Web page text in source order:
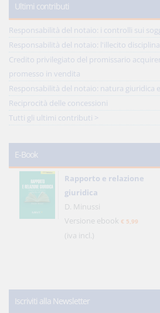
Ultimi contributi
Responsabilità del notaio: i controlli sui
Responsabilità del notaio: l'illecito
Credito privilegiato del promissario
promesso in vendita
Responsabilità del notaio: natura giuridica
Reciprocità delle concessioni
Tutti gli ultimi contributi >
E-Book
Rapporto e relazione
giuridica
D. Minussi
Versione ebook € 5,99
(iva incl.)
Iscriviti alla Newsletter